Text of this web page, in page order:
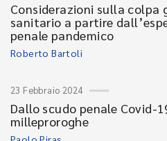
Considerazioni sulla colpa
sanitario a partire
penale pandemico
Roberto Bartoli
23 Febbraio 2024
Dallo scudo penale Covid-
milleproroghe